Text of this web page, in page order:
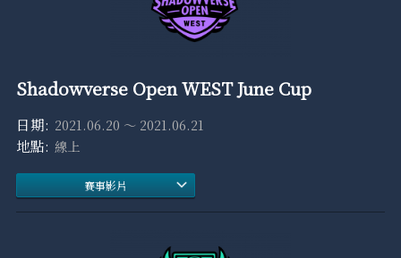
Shadowverse Open WEST June Cup
2021.06.20 ～ 2021.06.21
線上
賽事影片